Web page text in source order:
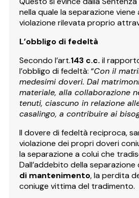
nella quale la separazione
violazione rilevata proprio
L’obbligo di fedeltà
Secondo l’art.143 c.c. il
l’obbligo di fedeltà: “Con il
medesimi doveri. Dal
materiale, alla collaborazione
tenuti, ciascuno in relazione
casalingo, a contribuire ai
Il dovere di fedeltà reciproca,
violazione dei propri doveri
la separazione a colui che
Dall’addebito della
di mantenimento, la perdita
coniuge vittima del tradimento.